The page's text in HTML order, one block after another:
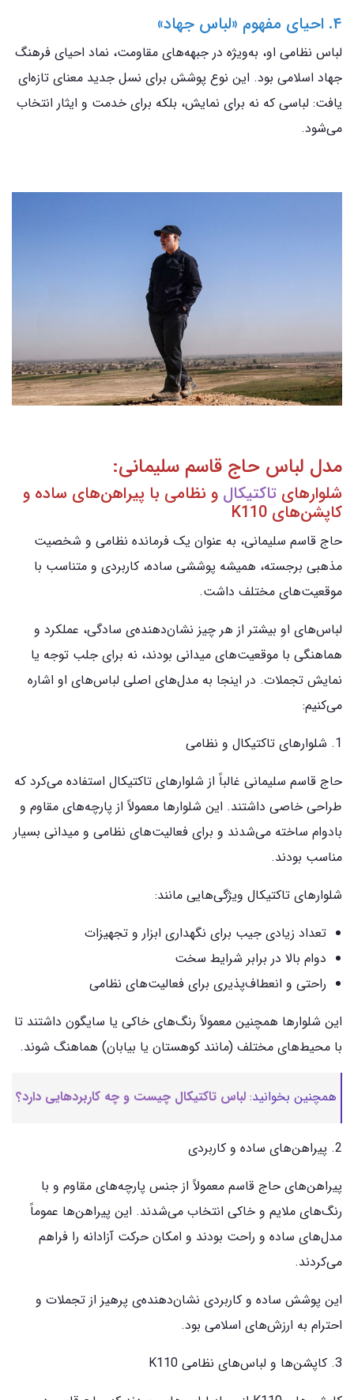
۴. احیای مفهوم «لباس جهاد»
لباس نظامی او، به‌ویژه در جبهه‌های مقاومت، نماد احیای فرهنگ
جهاد اسلامی بود. این نوع پوشش برای نسل جدید معنای تازه‌ای
یافت: لباسی که نه برای نمایش، بلکه برای خدمت و ایثار انتخاب
می‌شود.
مدل لباس حاج قاسم سلیمانی:
شلوارهای تاکتیکال و نظامی با پیراهن‌های ساده و
کاپشن‌های K110
حاج قاسم سلیمانی، به عنوان یک فرمانده نظامی و شخصیت
مذهبی برجسته، همیشه پوششی ساده، کاربردی و متناسب با
موقعیت‌های مختلف داشت.
لباس‌های او بیشتر از هر چیز نشان‌دهنده‌ی سادگی، عملکرد و
هماهنگی با موقعیت‌های میدانی بودند، نه برای جلب توجه یا
نمایش تجملات. در اینجا به مدل‌های اصلی لباس‌های او اشاره
می‌کنیم:
1. شلوارهای تاکتیکال و نظامی
حاج قاسم سلیمانی غالباً از شلوارهای تاکتیکال استفاده می‌کرد که
طراحی خاصی داشتند. این شلوارها معمولاً از پارچه‌های مقاوم و
بادوام ساخته می‌شدند و برای فعالیت‌های نظامی و میدانی بسیار
مناسب بودند.
شلوارهای تاکتیکال ویژگی‌هایی مانند:
تعداد زیادی جیب برای نگهداری ابزار و تجهیزات
دوام بالا در برابر شرایط سخت
راحتی و انعطاف‌پذیری برای فعالیت‌های نظامی
این شلوارها همچنین معمولاً رنگ‌های خاکی یا سایگون داشتند تا
با محیط‌های مختلف (مانند کوهستان یا بیابان) هماهنگ شوند.
همچنین بخوانید: لباس تاکتیکال چیست و چه کاربردهایی دارد؟
2. پیراهن‌های ساده و کاربردی
پیراهن‌های حاج قاسم معمولاً از جنس پارچه‌های مقاوم و با
رنگ‌های ملایم و خاکی انتخاب می‌شدند. این پیراهن‌ها عموماً
مدل‌های ساده و راحت بودند و امکان حرکت آزادانه را فراهم
می‌کردند.
این پوشش ساده و کاربردی نشان‌دهنده‌ی پرهیز از تجملات و
احترام به ارزش‌های اسلامی بود.
3. کاپشن‌ها و لباس‌های نظامی K110